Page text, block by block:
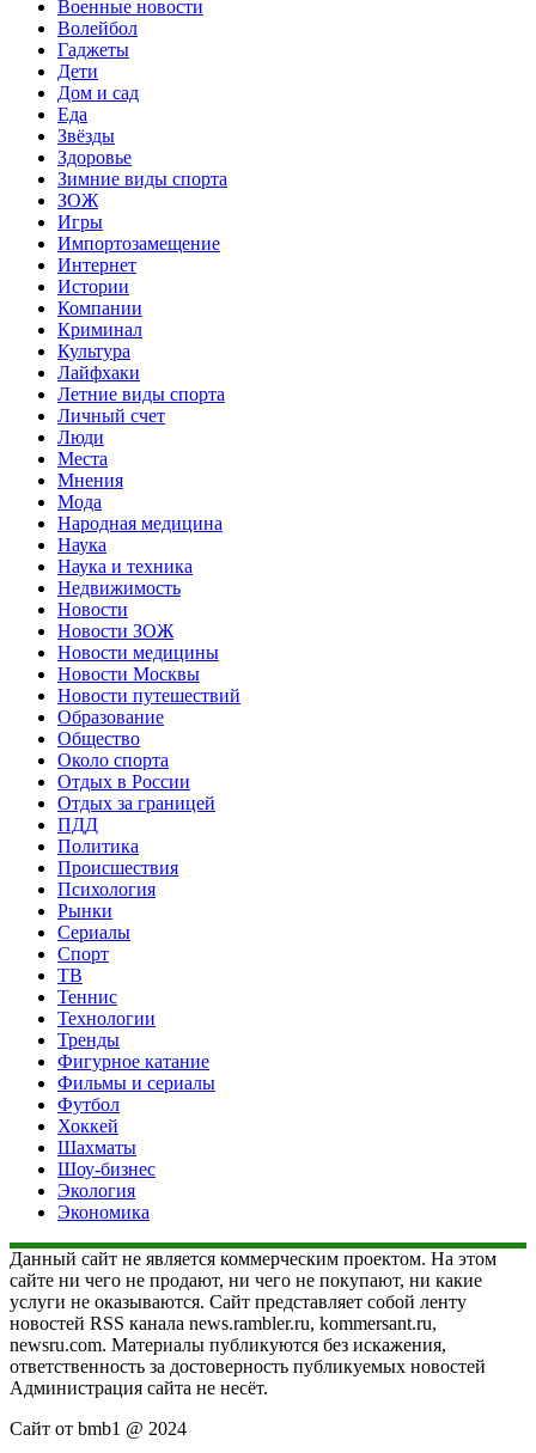
Военные новости
Волейбол
Гаджеты
Дети
Дом и сад
Еда
Звёзды
Здоровье
Зимние виды спорта
ЗОЖ
Игры
Импортозамещение
Интернет
Истории
Компании
Криминал
Культура
Лайфхаки
Летние виды спорта
Личный счет
Люди
Места
Мнения
Мода
Народная медицина
Наука
Наука и техника
Недвижимость
Новости
Новости ЗОЖ
Новости медицины
Новости Москвы
Новости путешествий
Образование
Общество
Около спорта
Отдых в России
Отдых за границей
ПДД
Политика
Происшествия
Психология
Рынки
Сериалы
Спорт
ТВ
Теннис
Технологии
Тренды
Фигурное катание
Фильмы и сериалы
Футбол
Хоккей
Шахматы
Шоу-бизнес
Экология
Экономика
Данный сайт не является коммерческим проектом. На этом
сайте ни чего не продают, ни чего не покупают, ни какие
услуги не оказываются. Сайт представляет собой ленту
новостей RSS канала news.rambler.ru, kommersant.ru,
newsru.com. Материалы публикуются без искажения,
ответственность за достоверность публикуемых новостей
Администрация сайта не несёт.
Сайт от bmb1 @ 2024